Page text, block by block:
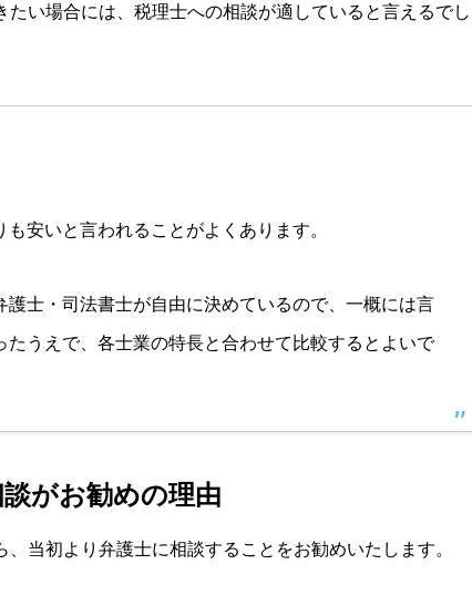
い場合には、税理士への相談が適していると言えるでし
安いと言われることがよくあります。
護士・司法書士が自由に決めているので、一概には言
たうえで、各士業の特長と合わせて比較するとよいで
がお勧めの理由
当初より弁護士に相談することをお勧めいたします。